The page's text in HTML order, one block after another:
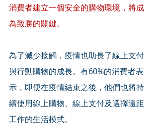
消費者建立一個安全的購物環境，將成
為致勝的關鍵。
為了減少接觸，疫情也助長了線上支付
與行動購物的成長。有60%的消費者表
示，即便在疫情結束之後，他們也將持
續使用線上購物、線上支付及選擇遠距
工作的生活模式。